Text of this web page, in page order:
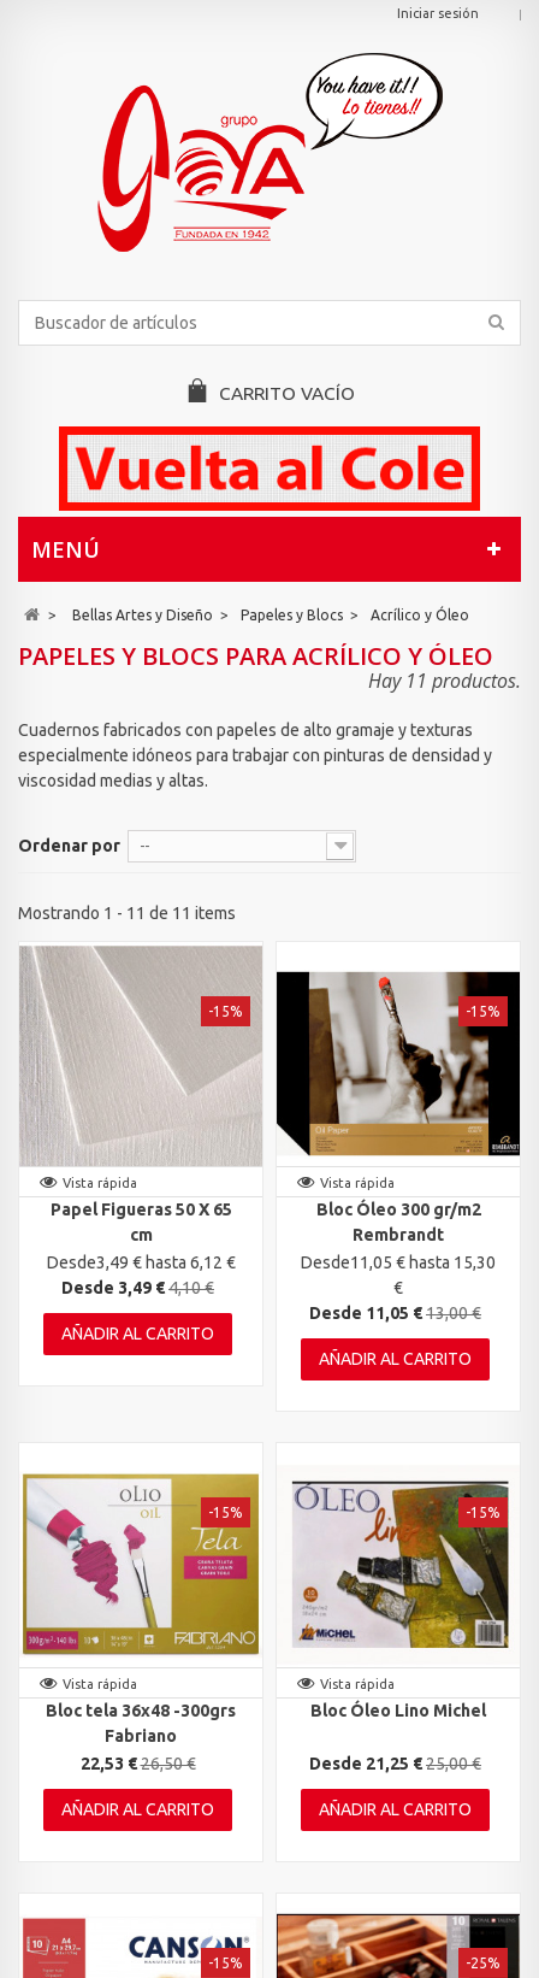
Iniciar sesión
CARRITO VACÍO
MENÚ
> Bellas Artes y Diseño > Papeles y Blocs > Acrílico y Óleo
PAPELES Y BLOCS PARA ACRÍLICO Y ÓLEO
Hay 11 productos.
Cuadernos fabricados con papeles de alto gramaje y texturas
especialmente idóneos para trabajar con pinturas de densidad y
viscosidad medias y altas.
Ordenar por --
Mostrando 1 - 11 de 11 items
Vista rápida
Papel Figueras 50 X 65
cm
Desde3,49 € hasta 6,12 €
Desde 3,49 €4,10 €
-15%
AÑADIR AL CARRITO
Vista rápida
Bloc Óleo 300 gr/m2
Rembrandt
Desde11,05 € hasta 15,30
€
Desde 11,05 €13,00 €
-15%
AÑADIR AL CARRITO
Vista rápida
Bloc tela 36x48 -300grs
Fabriano
22,53 €26,50 €
-15%
AÑADIR AL CARRITO
Vista rápida
Bloc Óleo Lino Michel
Desde 21,25 €25,00 €
-15%
AÑADIR AL CARRITO
-15% -25%